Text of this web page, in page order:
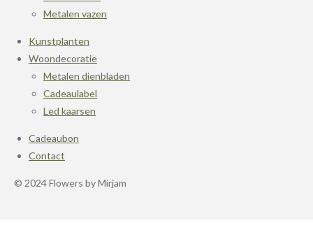
Metalen vazen
Kunstplanten
Woondecoratie
Metalen dienbladen
Cadeaulabel
Led kaarsen
Cadeaubon
Contact
© 2024 Flowers by Mirjam